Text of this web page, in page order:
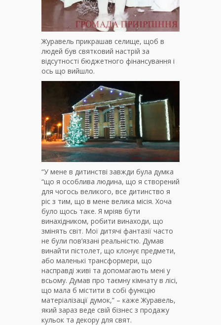
Журавель прикрашав селище, щоб в
людей був святковий настрій за
відсутності бюджетного фінансування і
ось що вийшло.
“У мене в дитинстві завжди була думка
“що я особлива людина, що я створений
для чогось великого, все дитинство я
ріс з тим, що в мене велика місія. Хоча
було щось таке. Я мріяв бути
винахідником, робити винаходи, що
змінять світ. Мої дитячі фантазії часто
не були пов’язані реальністю. Думав
винайти пістолет, що клонує предмети,
або маленькі трансформери, що
насправді живі та допомагають мені у
всьому. Думав про таємну кімнату в лісі,
що мала б містити в собі функцію
матеріалізації думок,” – каже Журавель,
який зараз веде свій бізнес з продажу
кульок та декору для свят.